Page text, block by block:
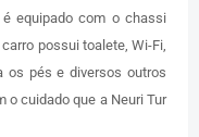
equipado com o chassi
possui toalete, Wi-Fi,
os pés e diversos outros
o cuidado que a Neuri Tur